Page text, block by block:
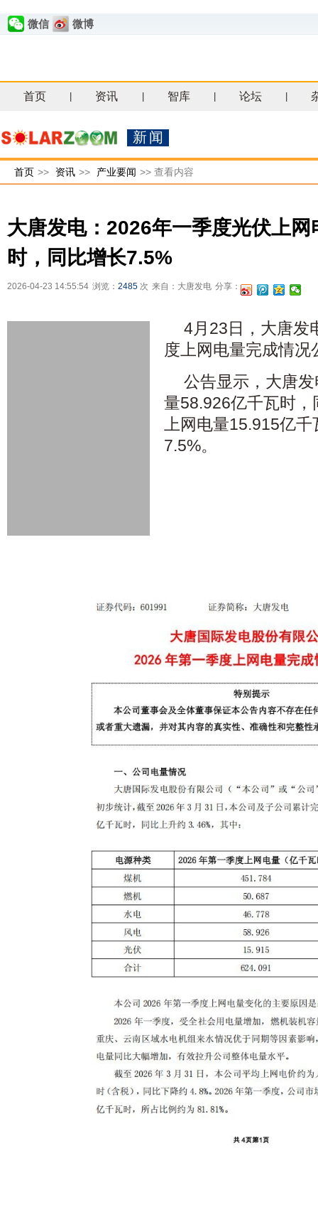
微信 微博
首页 资讯 智库 论坛
新闻
首页 >> 资讯 >> 产业要闻 >> 查看内容
大唐发电：2026年一季度光伏上
时，同比增长7.5%
2026-04-23 14:55:54 浏览： 2485 次 来自：大唐发电 分享：
4月23日，大唐发
度上网电量完成情况
公告显示，大唐
量58.926亿千瓦时
上网电量15.915亿
7.5%。